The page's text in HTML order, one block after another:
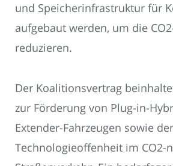
und Speicherinfrastruktur für
aufgebaut werden, um die
reduzieren.
Der Koalitionsvertrag
zur Förderung von Plug-in-
Extender-Fahrzeugen sowie
Technologieoffenheit im CO2-